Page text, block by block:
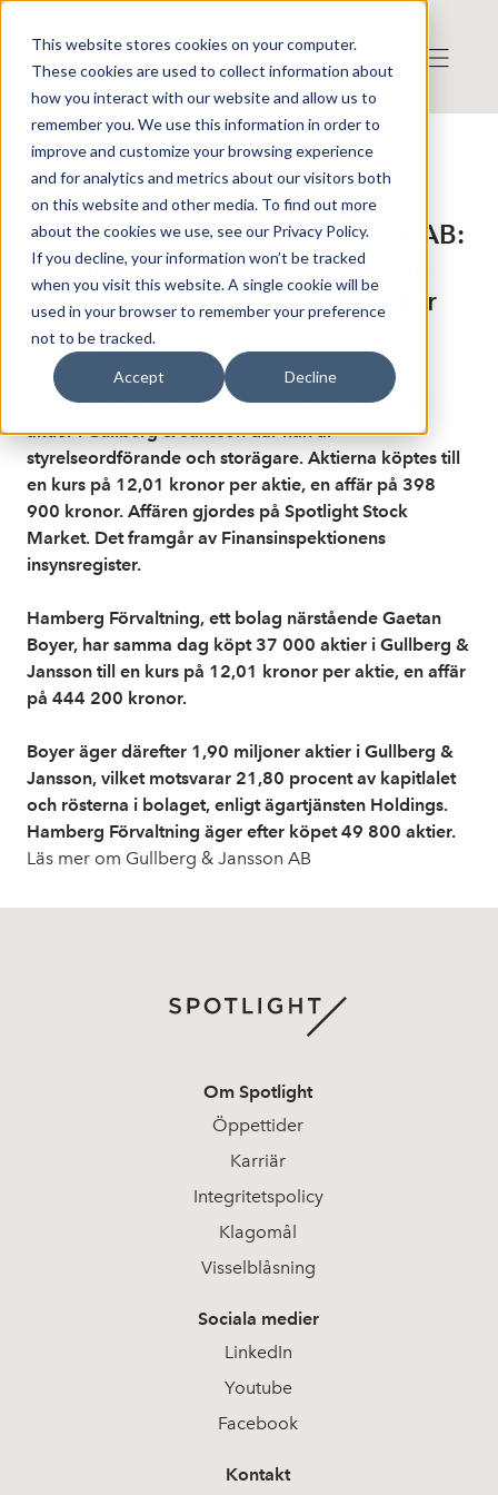
This website stores cookies on your computer.
These cookies are used to collect information about
how you interact with our website and allow us to
remember you. We use this information in order to
improve and customize your browsing experience
and for analytics and metrics about our visitors both
on this website and other media. To find out more
about the cookies we use, see our Privacy Policy.
If you decline, your information won’t be tracked
when you visit this website. A single cookie will be
used in your browser to remember your preference
not to be tracked.
Accept Decline
Publicerat: 2025-09-11 07:39:23
Detta är en nyhet från nyhetsbyrån FinwireDisclaimer
Finwire om Gullberg & Jansson AB:
Gullberg & Janssons ordförande
och storägare Gaetan Boyer ökar
sitt ägande
Gaetan Boyer har den 10 september köpt 33 209
aktier i Gullberg & Jansson där han är
styrelseordförande och storägare. Aktierna köptes till
en kurs på 12,01 kronor per aktie, en affär på 398
900 kronor. Affären gjordes på Spotlight Stock
Market. Det framgår av Finansinspektionens
insynsregister.
Hamberg Förvaltning, ett bolag närstående Gaetan
Boyer, har samma dag köpt 37 000 aktier i Gullberg &
Jansson till en kurs på 12,01 kronor per aktie, en affär
på 444 200 kronor.
Boyer äger därefter 1,90 miljoner aktier i Gullberg &
Jansson, vilket motsvarar 21,80 procent av kapitlalet
och rösterna i bolaget, enligt ägartjänsten Holdings.
Hamberg Förvaltning äger efter köpet 49 800 aktier.
Läs mer om Gullberg & Jansson AB
Om Spotlight
Öppettider
Karriär
Integritetspolicy
Klagomål
Visselblåsning
Sociala medier
LinkedIn
Youtube
Facebook
Kontakt